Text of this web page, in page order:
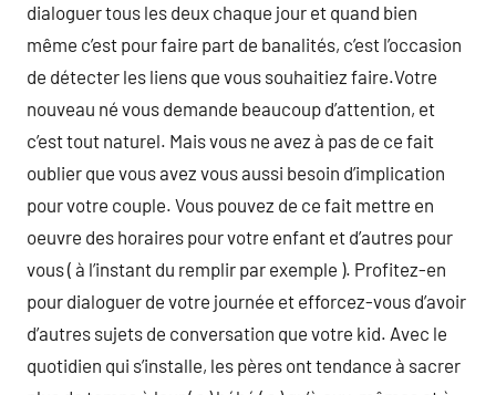
dialoguer tous les deux chaque jour et quand bien
même c’est pour faire part de banalités, c’est l’occasion
de détecter les liens que vous souhaitiez faire.Votre
nouveau né vous demande beaucoup d’attention, et
c’est tout naturel. Mais vous ne avez à pas de ce fait
oublier que vous avez vous aussi besoin d’implication
pour votre couple. Vous pouvez de ce fait mettre en
oeuvre des horaires pour votre enfant et d’autres pour
vous ( à l’instant du remplir par exemple ). Profitez-en
pour dialoguer de votre journée et efforcez-vous d’avoir
d’autres sujets de conversation que votre kid. Avec le
quotidien qui s’installe, les pères ont tendance à sacrer